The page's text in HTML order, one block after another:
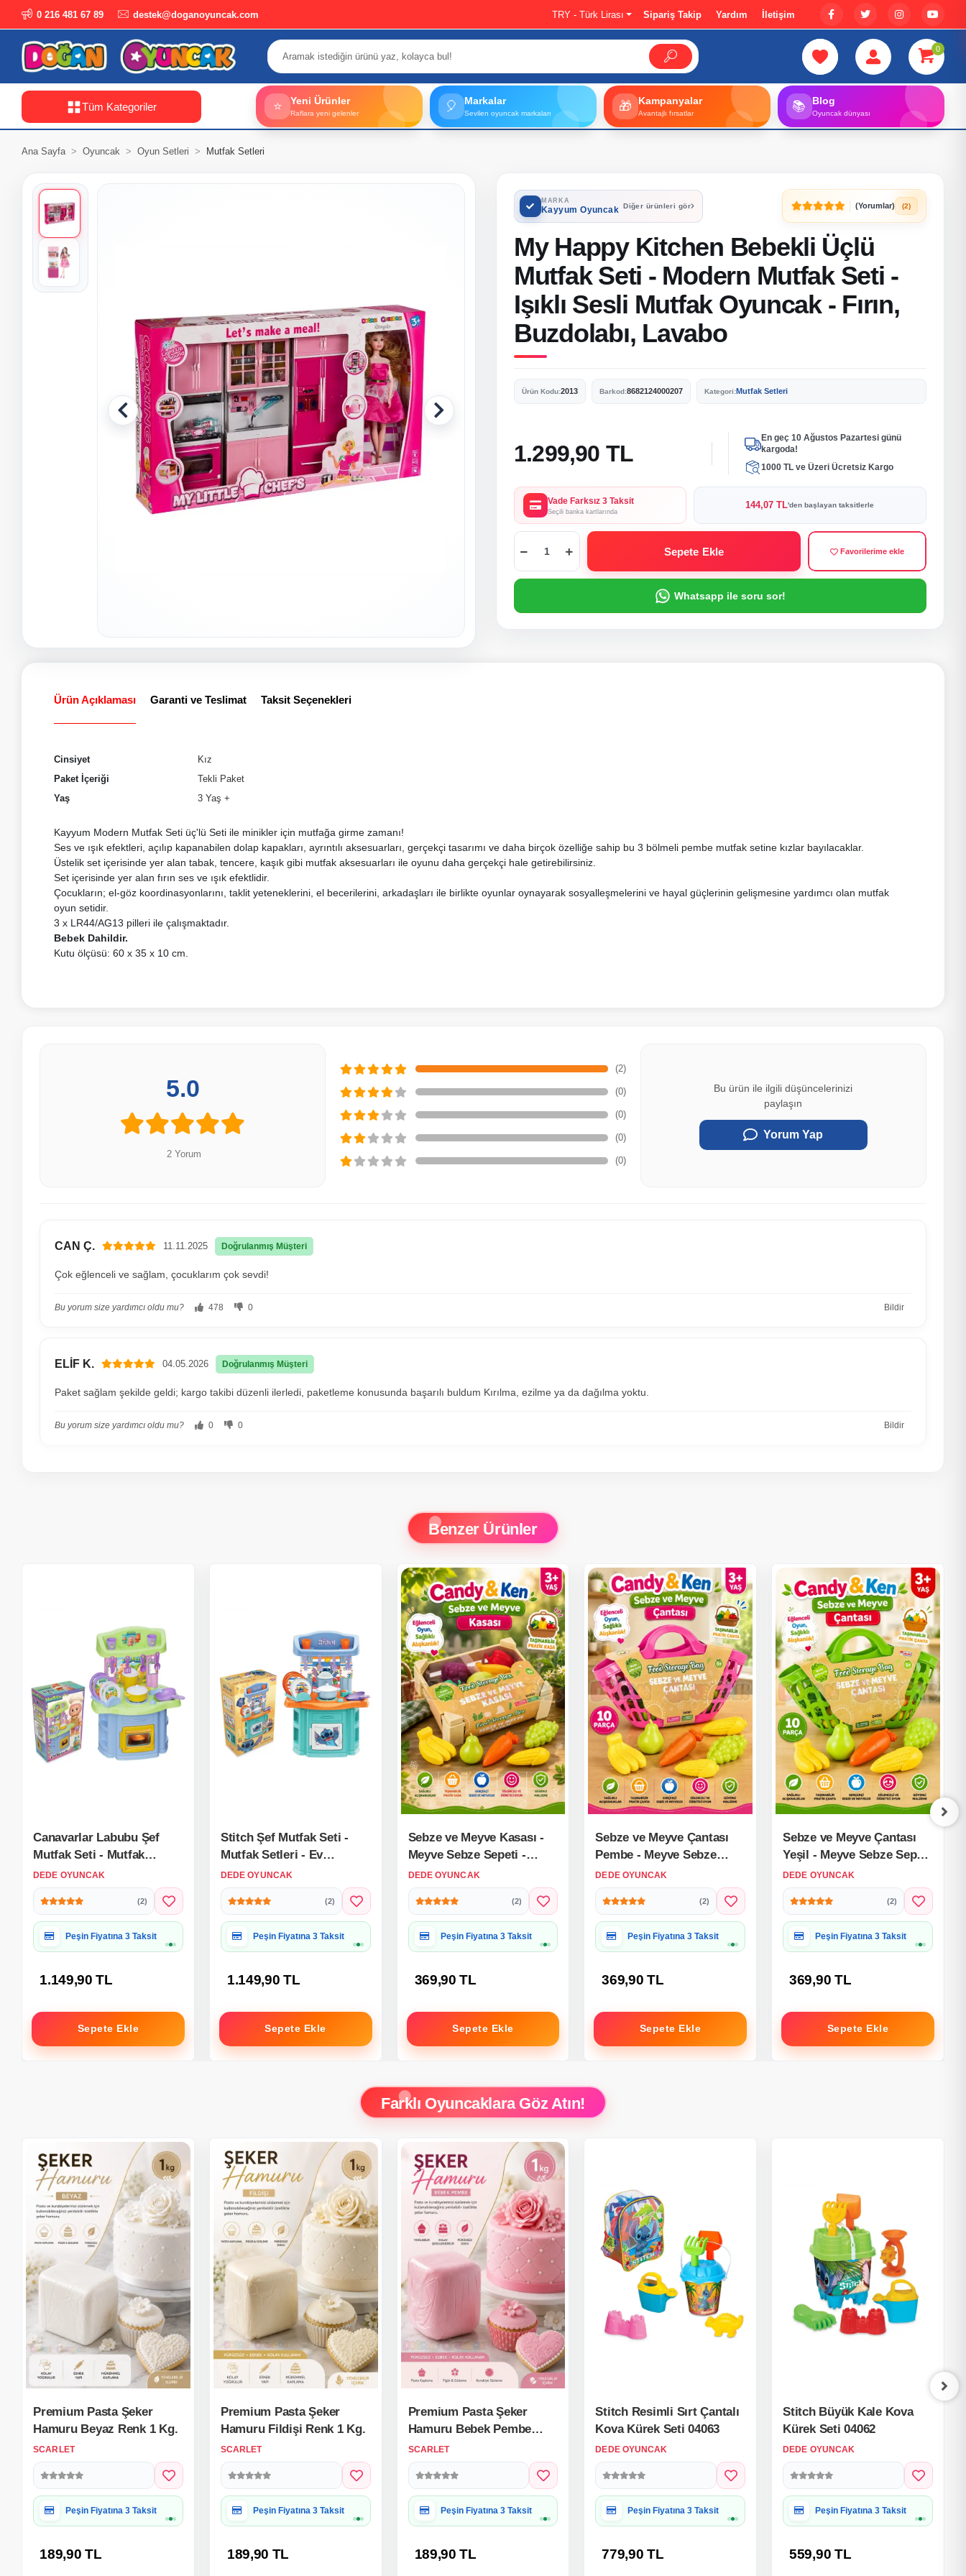
0 216 481 67 89 destek@doganoyuncak.com TRY - Türk Lirası Sipariş Takip Yardım İletişim
0
Tüm Kategoriler ⭐ Yeni Ürünler
Raflara yeni gelenler 🎈 Markalar
Sevilen oyuncak markaları 🎁 Kampanyalar
Avantajlı fırsatlar 📚 Blog
Oyuncak dünyası
Ana Sayfa Oyuncak Oyun Setleri Mutfak Setleri
MARKA
Kayyum Oyuncak Diğer ürünleri gör (Yorumlar) (2)
My Happy Kitchen Bebekli Üçlü
Mutfak Seti - Modern Mutfak Seti -
Işıklı Sesli Mutfak Oyuncak - Fırın,
Buzdolabı, Lavabo
Ürün Kodu:2013 Barkod:8682124000207 Kategori:Mutfak Setleri
1.299,90 TL
En geç 10 Ağustos Pazartesi günü
kargoda!
1000 TL ve Üzeri Ücretsiz Kargo
Vade Farksız 3 Taksit
Seçili banka kartlarında
144,07 TL'den başlayan taksitlerle
Sepete Ekle Favorilerime ekle
Whatsapp ile soru sor!
Ürün Açıklaması Garanti ve Teslimat Taksit Seçenekleri
Cinsiyet
Kız
Paket İçeriği
Tekli Paket
Yaş
3 Yaş +
Kayyum Modern Mutfak Seti üç'lü Seti ile minikler için mutfağa girme zamanı!
Ses ve ışık efektleri, açılıp kapanabilen dolap kapakları, ayrıntılı aksesuarları, gerçekçi tasarımı ve daha birçok özelliğe sahip bu 3 bölmeli pembe mutfak setine kızlar bayılacaklar.
Üstelik set içerisinde yer alan tabak, tencere, kaşık gibi mutfak aksesuarları ile oyunu daha gerçekçi hale getirebilirsiniz.
Set içerisinde yer alan fırın ses ve ışık efektlidir.
Çocukların; el-göz koordinasyonlarını, taklit yeteneklerini, el becerilerini, arkadaşları ile birlikte oyunlar oynayarak sosyalleşmelerini ve hayal güçlerinin gelişmesine yardımcı olan mutfak
oyun setidir.
3 x LR44/AG13 pilleri ile çalışmaktadır.
Bebek Dahildir.
Kutu ölçüsü: 60 x 35 x 10 cm.
5.0
2 Yorum
(2)
(0)
(0)
(0)
(0)
Bu ürün ile ilgili düşüncelerinizi
paylaşın
Yorum Yap
CAN Ç. 11.11.2025 Doğrulanmış Müşteri
Çok eğlenceli ve sağlam, çocuklarım çok sevdi!
Bu yorum size yardımcı oldu mu? 478 0 Bildir
ELİF K. 04.05.2026 Doğrulanmış Müşteri
Paket sağlam şekilde geldi; kargo takibi düzenli ilerledi, paketleme konusunda başarılı buldum Kırılma, ezilme ya da dağılma yoktu.
Bu yorum size yardımcı oldu mu? 0 0 Bildir
Benzer Ürünler
Canavarlar Labubu Şef
Mutfak Seti - Mutfak
Setleri - Ev Oyuncak
Setleri - Labubu Mutfak
DEDE OYUNCAK
(2)
Hediye Paketine Uygun
1.149,90 TL
Sepete Ekle
Stitch Şef Mutfak Seti -
Mutfak Setleri - Ev
Oyuncak Setleri - Disney
Stitch Mutfak
DEDE OYUNCAK
(2)
Hediye Paketine Uygun
1.149,90 TL
Sepete Ekle
Sebze ve Meyve Kasası -
Meyve Sebze Sepeti -
Piknik Sepeti Oyuncak
Meyveler - Oyuncak
Sebzeler - Mutfak
Oyuncakları
DEDE OYUNCAK
(2)
Hediye Paketine Uygun
369,90 TL
Sepete Ekle
Sebze ve Meyve Çantası
Pembe - Meyve Sebze
Sepeti - Piknik Sepeti
Oyuncak Meyveler -
Oyuncak Sebzeler - Mutfak
Oyuncakları
DEDE OYUNCAK
(2)
Hediye Paketine Uygun
369,90 TL
Sepete Ekle
Sebze ve Meyve Çantası
Yeşil - Meyve Sebze Sepeti
- Piknik Sepeti Oyuncak
Meyveler - Oyuncak
Sebzeler - Mutfak
Oyuncakları
DEDE OYUNCAK
(2)
Hediye Paketine Uygun
369,90 TL
Sepete Ekle
Farklı Oyuncaklara Göz Atın!
Premium Pasta Şeker
Hamuru Beyaz Renk 1 Kg.
SCARLET
Hediye Paketine Uygun
189,90 TL
Premium Pasta Şeker
Hamuru Fildişi Renk 1 Kg.
SCARLET
Hediye Paketine Uygun
189,90 TL
Premium Pasta Şeker
Hamuru Bebek Pembe
Renk 1 Kg.
SCARLET
Hediye Paketine Uygun
189,90 TL
Stitch Resimli Sırt Çantalı
Kova Kürek Seti 04063
DEDE OYUNCAK
Hediye Paketine Uygun
779,90 TL
Stitch Büyük Kale Kova
Kürek Seti 04062
DEDE OYUNCAK
Hediye Paketine Uygun
559,90 TL